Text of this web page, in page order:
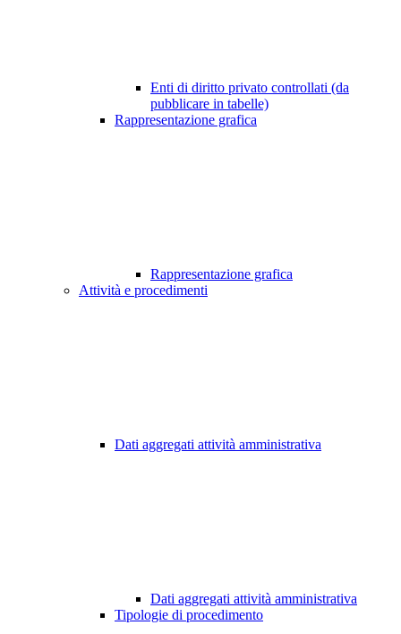
Enti di diritto privato controllati (da
pubblicare in tabelle)
Rappresentazione grafica
Rappresentazione grafica
Attività e procedimenti
Dati aggregati attività amministrativa
Dati aggregati attività amministrativa
Tipologie di procedimento